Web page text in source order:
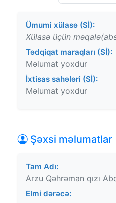
Ümumi xülasə (Sİ):
Xülasə üçün
Tədqiqat maraqları (Sİ):
Məlumat yoxdur
İxtisas sahələri (Sİ):
Məlumat yoxdur
Şəxsi məlumatlar
Tam Adı:
Arzu Qəhrəman qızı
Elmi dərəcə: